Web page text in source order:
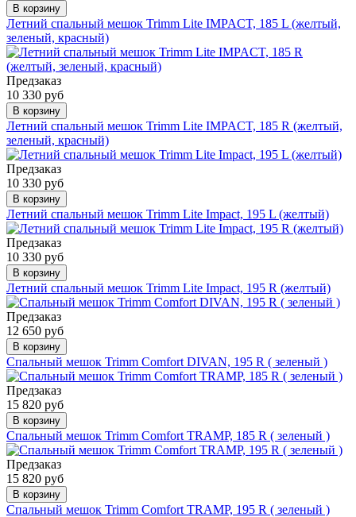
В корзину
Летний спальный мешок Trimm Lite IMPACT, 185 L (желтый,
зеленый, красный)
Предзаказ
10 330 руб
В корзину
Летний спальный мешок Trimm Lite IMPACT, 185 R (желтый,
зеленый, красный)
Предзаказ
10 330 руб
В корзину
Летний спальный мешок Trimm Lite Impact, 195 L (желтый)
Предзаказ
10 330 руб
В корзину
Летний спальный мешок Trimm Lite Impact, 195 R (желтый)
Предзаказ
12 650 руб
В корзину
Спальный мешок Trimm Comfort DIVAN, 195 R ( зеленый )
Предзаказ
15 820 руб
В корзину
Спальный мешок Trimm Comfort TRAMP, 185 R ( зеленый )
Предзаказ
15 820 руб
В корзину
Спальный мешок Trimm Comfort TRAMP, 195 R ( зеленый )